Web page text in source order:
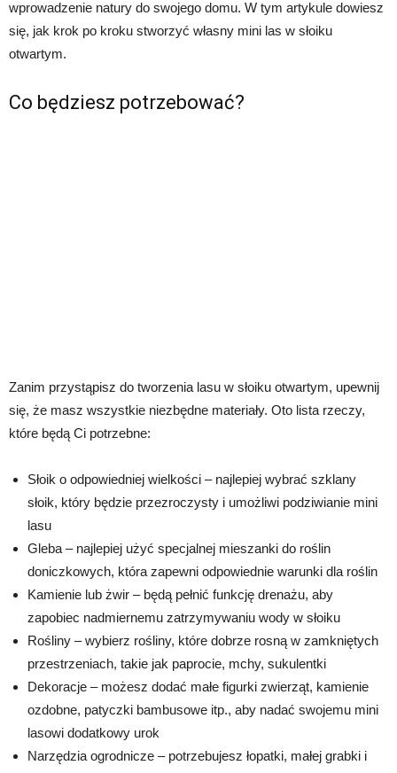
wprowadzenie natury do swojego domu. W tym artykule dowiesz
się, jak krok po kroku stworzyć własny mini las w słoiku
otwartym.
Co będziesz potrzebować?
Zanim przystąpisz do tworzenia lasu w słoiku otwartym, upewnij
się, że masz wszystkie niezbędne materiały. Oto lista rzeczy,
które będą Ci potrzebne:
Słoik o odpowiedniej wielkości – najlepiej wybrać szklany
słoik, który będzie przezroczysty i umożliwi podziwianie mini
lasu
Gleba – najlepiej użyć specjalnej mieszanki do roślin
doniczkowych, która zapewni odpowiednie warunki dla roślin
Kamienie lub żwir – będą pełnić funkcję drenażu, aby
zapobiec nadmiernemu zatrzymywaniu wody w słoiku
Rośliny – wybierz rośliny, które dobrze rosną w zamkniętych
przestrzeniach, takie jak paprocie, mchy, sukulentki
Dekoracje – możesz dodać małe figurki zwierząt, kamienie
ozdobne, patyczki bambusowe itp., aby nadać swojemu mini
lasowi dodatkowy urok
Narzędzia ogrodnicze – potrzebujesz łopatki, małej grabki i